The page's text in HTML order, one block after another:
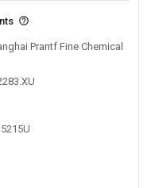
Prantf Fine Chemical